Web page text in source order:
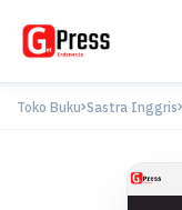
Toko Buku Sastra Inggris